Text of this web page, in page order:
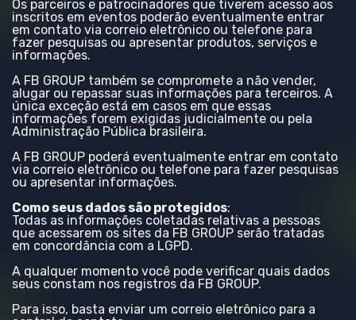
Os parceiros e patrocinadores que tiverem acesso aos
inscritos em eventos poderão eventualmente entrar
em contato via correio eletrônico ou telefone para
fazer pesquisas ou apresentar produtos, serviços e
informações.
A FB GROUP também se compromete a não vender,
alugar ou repassar suas informações para terceiros. A
única exceção está em casos em que essas
informações forem exigidas judicialmente ou pela
Administração Pública brasileira.
A FB GROUP poderá eventualmente entrar em contato
via correio eletrônico ou telefone para fazer pesquisas
ou apresentar informações.
Como seus dados são protegidos:
Todas as informações coletadas relativas a pessoas
que acessarem os sites da FB GROUP serão tratadas
em concordância com a LGPD.
A qualquer momento você pode verificar quais dados
seus constam nos registros da FB GROUP.
Para isso, basta enviar um correio eletrônico para a